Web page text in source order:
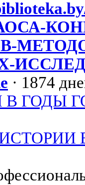
· 1874
ГОДЫ